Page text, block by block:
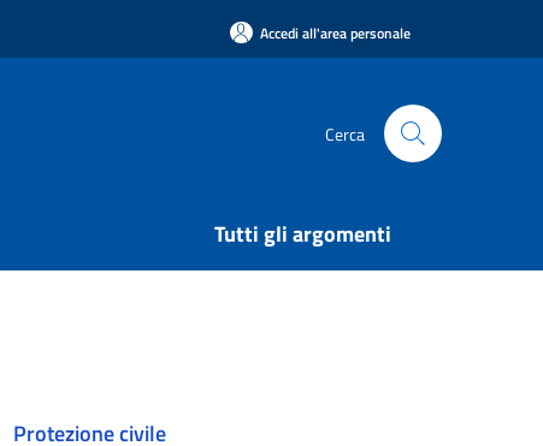
Accedi all'area personale
Cerca
Tutti gli argomenti
Protezione civile